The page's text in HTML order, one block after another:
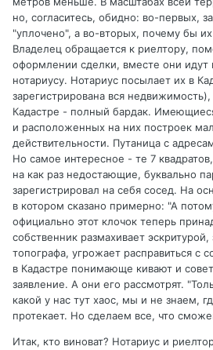
но, согласитесь, обидно: во-первых,
"уплочено", а во-вторых, почему бы их
Владелец обращается к риелтору,
оформлении сделки, вместе они
нотариусу. Нотариус посылает их в
зарегистрирована вся
Кадастре - полный бардак.
и расположенных на них построек
действительности. Путаница с
Но самое интересное - те 7
на как раз недостающие, буквально
зарегистрировал на себя сосед. На
в котором сказано примерно: "А
официально этот клочок теперь
собственник размахивает
топографа, угрожает расправиться с
в Кадастре понимающе кивают и
заявление. А они его рассмотрят.
какой у нас тут хаос, мы и не знаем,
протекает. Но сделаем все, что
Итак, кто виноват? Нотариус и